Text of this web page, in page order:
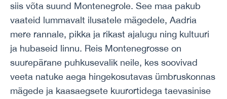
siis võta suund Montenegrole. See maa pakub
vaateid lummavalt ilusatele mägedele, Aadria
mere rannale, pikka ja rikast ajalugu ning kultuuri
ja hubaseid linnu. Reis Montenegrosse on
suurepärane puhkusevalik neile, kes soovivad
veeta natuke aega hingekosutavas ümbruskonnas
mägede ja kaasaegsete kuurortidega taevasinise